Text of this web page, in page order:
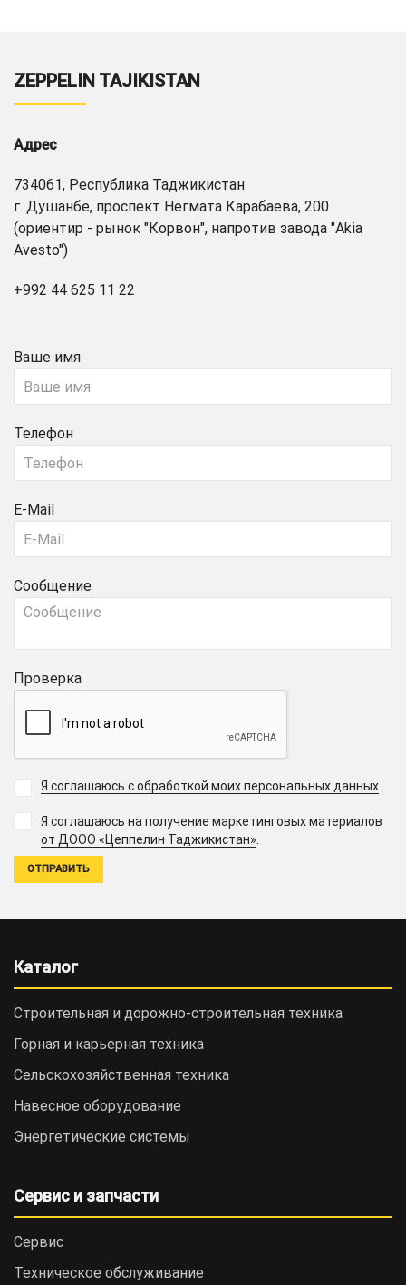
ZEPPELIN TAJIKISTAN
Адрес
734061, Республика Таджикистан
г. Душанбе, проспект Негмата Карабаева, 200
(ориентир - рынок "Корвон", напротив завода "Akia
Avesto")
+992 44 625 11 22
Ваше имя
Телефон
E-Mail
Сообщение
Проверка
Я соглашаюсь с обработкой моих персональных данных.
Я соглашаюсь на получение маркетинговых материалов
от ДООО «Цеппелин Таджикистан».
Каталог
Строительная и дорожно-cтроительная техника
Горная и карьерная техника
Сельскохозяйственная техника
Навесное оборудование
Энергетические системы
Сервис и запчасти
Сервис
Техническое обслуживание